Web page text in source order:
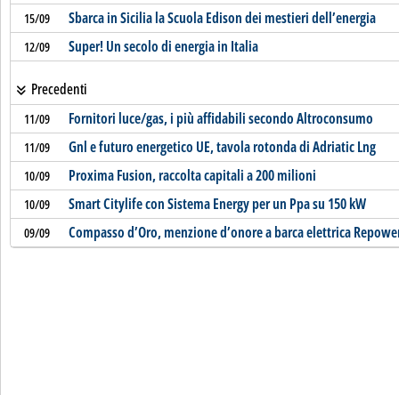
15/09 Sbarca in Sicilia la Scuola Edison dei mestieri dell’energia
12/09 Super! Un secolo di energia in Italia
Precedenti
11/09 Fornitori luce/gas, i più affidabili secondo Altroconsumo
11/09 Gnl e futuro energetico UE, tavola rotonda di Adriatic Lng
10/09 Proxima Fusion, raccolta capitali a 200 milioni
10/09 Smart Citylife con Sistema Energy per un Ppa su 150 kW
09/09 Compasso d’Oro, menzione d’onore a barca elettrica